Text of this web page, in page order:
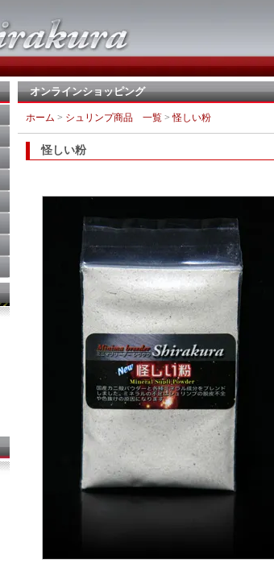
オンラインショッピング
ホーム > シュリンプ商品 一覧 >怪しい粉
怪しい粉